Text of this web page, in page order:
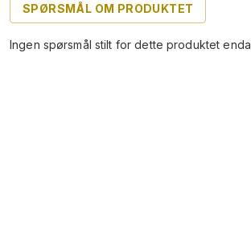
SPØRSMÅL OM PRODUKTET
Ingen spørsmål stilt for dette produktet enda